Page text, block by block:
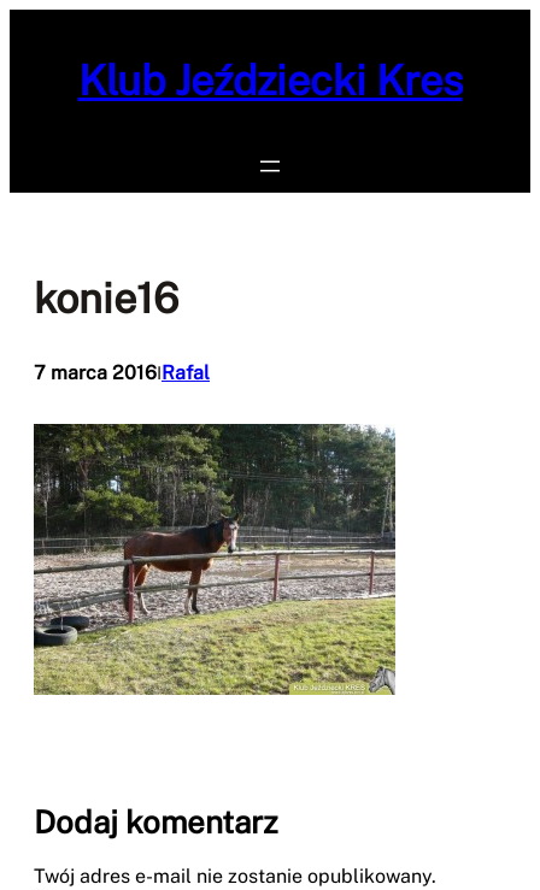
Klub Jeździecki Kres
konie16
7 marca 2016IRafal
Dodaj komentarz
Twój adres e-mail nie zostanie opublikowany.